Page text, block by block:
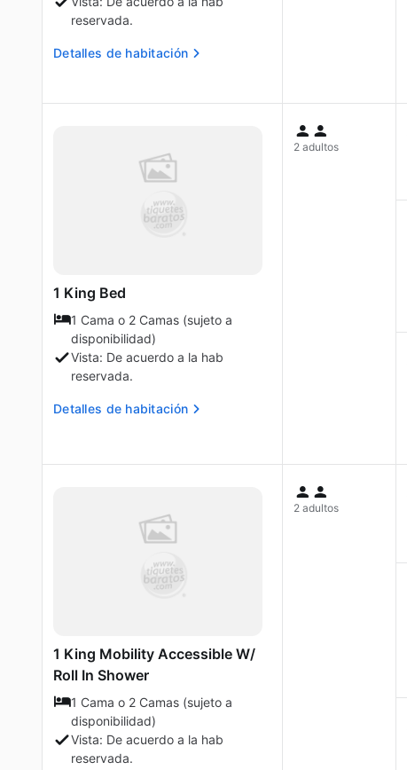
reservada.
Detalles de habitación
1 King Bed
1 Cama o 2 Camas (sujeto a
disponibilidad)
Vista: De acuerdo a la hab
reservada.
Detalles de habitación
2 adultos
1 King Mobility Accessible W/
Roll In Shower
1 Cama o 2 Camas (sujeto a
disponibilidad)
Vista: De acuerdo a la hab
reservada.
2 adultos